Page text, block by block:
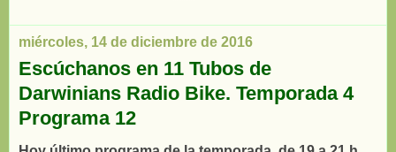
miércoles, 14 de diciembre de 2016
Escúchanos en 11 Tubos de
Darwinians Radio Bike. Temporada 4
Programa 12